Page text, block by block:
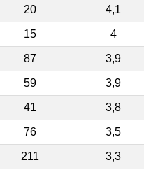
20 4,1
15 4
87 3,9
59 3,9
41 3,8
76 3,5
211 3,3